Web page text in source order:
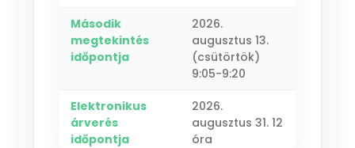
Második
megtekintés
időpontja
2026.
augusztus 13.
(csütörtök)
9:05-9:20
Elektronikus
árverés
időpontja
2026.
augusztus 31. 12
óra